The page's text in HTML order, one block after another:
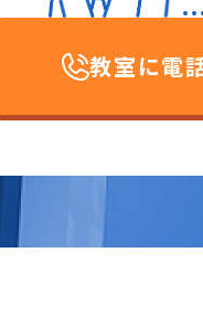
教室に電